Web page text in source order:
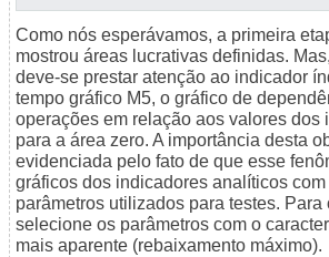
Como nós esperávamos, a primeira
mostrou áreas lucrativas definidas.
deve-se prestar atenção ao indicador
tempo gráfico M5, o gráfico de
operações em relação aos valores dos
para a área zero. A importância desta
evidenciada pelo fato de que esse
gráficos dos indicadores analíticos
parâmetros utilizados para testes. Para
selecione os parâmetros com o
mais aparente (rebaixamento máximo).